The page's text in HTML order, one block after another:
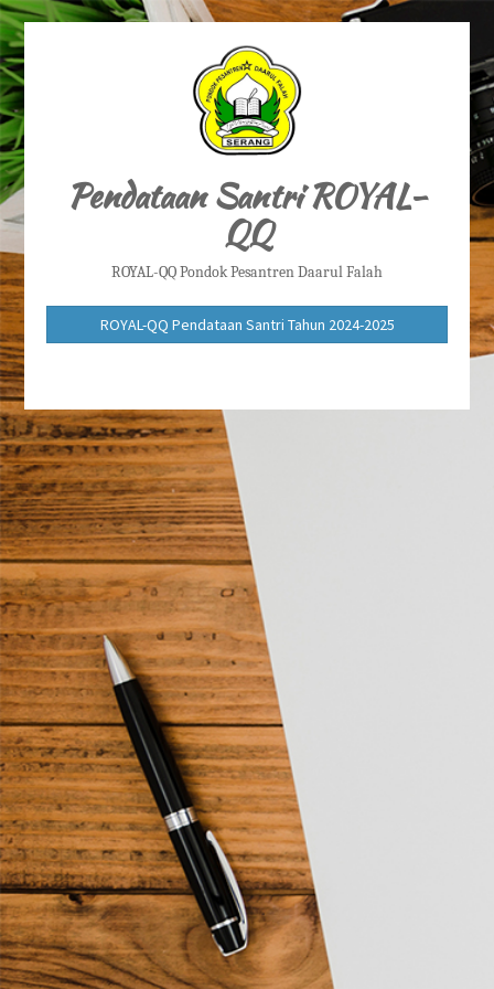
Pendataan Santri ROYAL-
QQ
ROYAL-QQ Pondok Pesantren Daarul Falah
ROYAL-QQ Pendataan Santri Tahun 2024-2025